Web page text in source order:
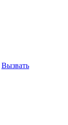
Вызвать